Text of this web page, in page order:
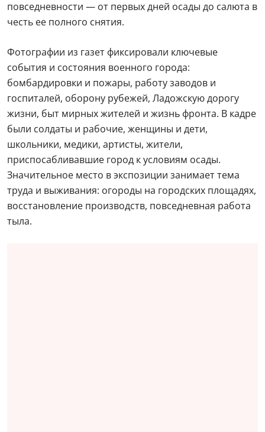
повседневности — от первых дней осады до салюта в
честь ее полного снятия.
Фотографии из газет фиксировали ключевые
события и состояния военного города:
бомбардировки и пожары, работу заводов и
госпиталей, оборону рубежей, Ладожскую дорогу
жизни, быт мирных жителей и жизнь фронта. В кадре
были солдаты и рабочие, женщины и дети,
школьники, медики, артисты, жители,
приспосабливавшие город к условиям осады.
Значительное место в экспозиции занимает тема
труда и выживания: огороды на городских площадях,
восстановление производств, повседневная работа
тыла.